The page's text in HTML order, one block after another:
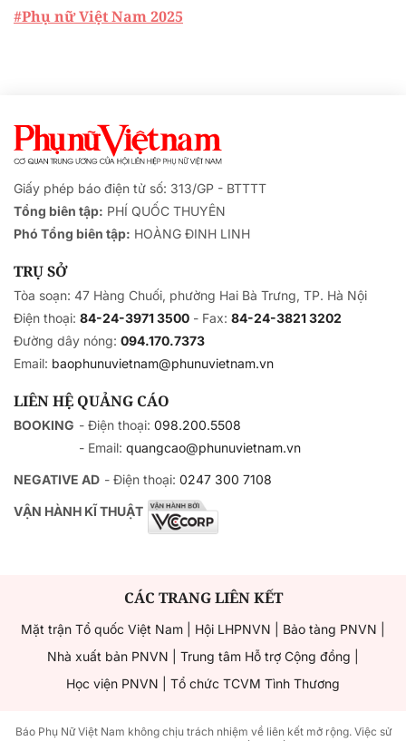
#Phụ nữ Việt Nam 2025
Giấy phép báo điện tử số: 313/GP - BTTTT
Tổng biên tập: PHÍ QUỐC THUYÊN
Phó Tổng biên tập: HOÀNG ĐINH LINH
TRỤ SỞ
Tòa soạn: 47 Hàng Chuối, phường Hai Bà Trưng, TP. Hà Nội
Điện thoại: 84-24-3971 3500 - Fax: 84-24-3821 3202
Đường dây nóng: 094.170.7373
Email: baophunuvietnam@phunuvietnam.vn
LIÊN HỆ QUẢNG CÁO
BOOKING - Điện thoại: 098.200.5508
- Email: quangcao@phunuvietnam.vn
NEGATIVE AD - Điện thoại: 0247 300 7108
VẬN HÀNH KĨ THUẬT
CÁC TRANG LIÊN KẾT
Mặt trận Tổ quốc Việt Nam Hội LHPNVN Bảo tàng PNVN
Nhà xuất bản PNVN
Trung tâm Hỗ trợ Cộng đồng
Học viện PNVN
Tổ chức TCVM Tình Thương
Báo Phụ Nữ Việt Nam không chịu trách nhiệm về liên kết mở rộng. Việc sử